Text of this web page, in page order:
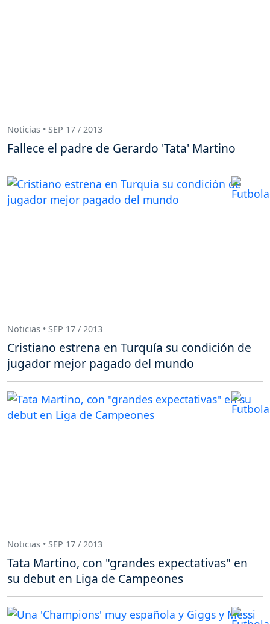
Noticias • SEP 17 / 2013
Fallece el padre de Gerardo 'Tata' Martino
Noticias • SEP 17 / 2013
Cristiano estrena en Turquía su condición de
jugador mejor pagado del mundo
Noticias • SEP 17 / 2013
Tata Martino, con "grandes expectativas" en
su debut en Liga de Campeones